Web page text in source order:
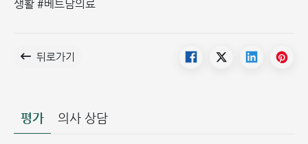
생활 #베트남의료
뒤로가기
평가 의사 상담